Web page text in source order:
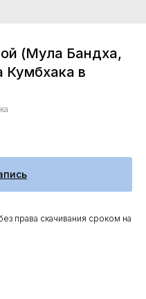
(Мула Бандха,
в
права скачивания сроком на